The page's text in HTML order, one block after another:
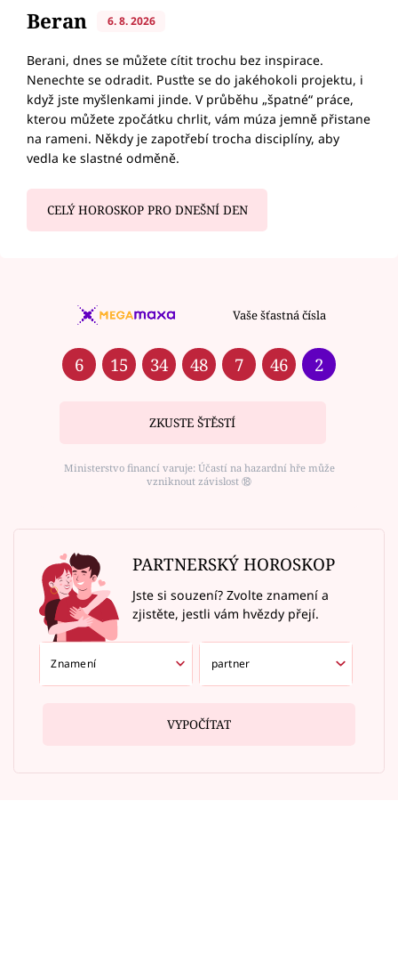
Beran 6. 8. 2026
Berani, dnes se můžete cítit trochu bez inspirace.
Nenechte se odradit. Pusťte se do jakéhokoli projektu, i
když jste myšlenkami jinde. V průběhu „špatné“ práce,
kterou můžete zpočátku chrlit, vám múza jemně přistane
na rameni. Někdy je zapotřebí trocha disciplíny, aby
vedla ke slastné odměně.
CELÝ HOROSKOP PRO DNEŠNÍ DEN
Vaše šťastná čísla
6 15 34 48 7 46 2
ZKUSTE ŠTĚSTÍ
Ministerstvo financí varuje: Účastí na hazardní hře může
vzniknout závislost ⑱
PARTNERSKÝ HOROSKOP
Jste si souzení? Zvolte znamení a
zjistěte, jestli vám hvězdy přejí.
VYPOČÍTAT